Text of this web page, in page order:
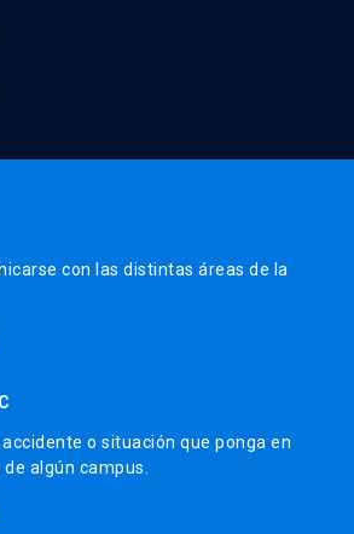
con las distintas áreas de la
o situación que ponga en
algún campus.